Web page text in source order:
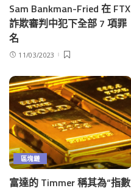
Sam Bankman-Fried 在 FTX
詐欺審判中犯下全部 7 項罪
名
11/03/2023
區塊鏈
富達的 Timmer 稱其為“指數